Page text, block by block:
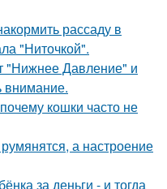
рассаду в
"Ниточкой".
"Нижнее Давление" и
внимание.
кошки часто не
а настроение
за деньги - и тогда